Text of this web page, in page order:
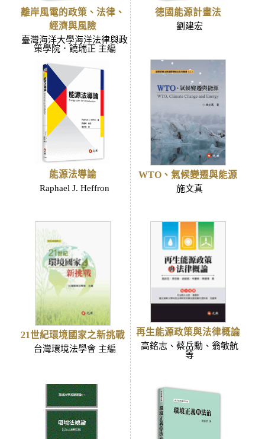
離岸風電的政策、法律、
經濟與風險
臺灣海洋大學海洋法律與政
策學院．饒瑞正 主編
德國能源計畫法
劉建宏
能源法導論
Raphael J. Heffron
WTO、氣候變遷與能源
施文真
21世紀環境國家之新挑戰
台灣環境法學會 主編
再生能源政策與法律概論
高銘志、蔡岳勳、翁敏航
等